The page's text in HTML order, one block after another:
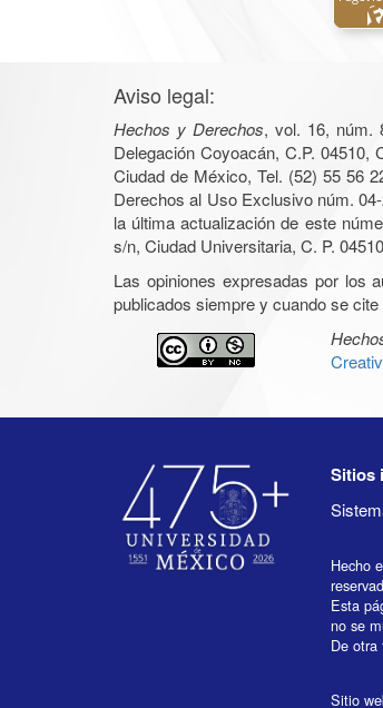
Aviso legal:
Hechos y Derechos, vol. 16, núm.
Delegación Coyoacán, C.P.
Ciudad de México, Tel. (52) 55 56
Derechos al Uso Exclusivo núm.
la última actualización de este
s/n, Ciudad Universitaria, C. P.
Las opiniones expresadas por los
publicados siempre y cuando se
Sitios
Hecho
Esta
no se
De otra
Sitio